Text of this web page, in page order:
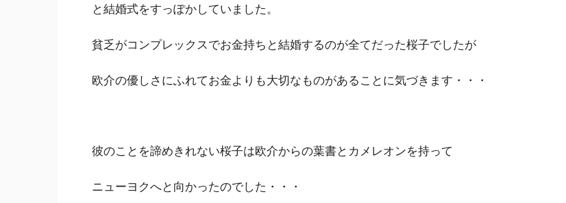
と結婚式をすっぽかしていました。
貧乏がコンプレックスでお金持ちと結婚するのが全てだった桜子でしたが
欧介の優しさにふれてお金よりも大切なものがあることに気づきます・・・
彼のことを諦めきれない桜子は欧介からの葉書とカメレオンを持って
ニューヨクへと向かったのでした・・・